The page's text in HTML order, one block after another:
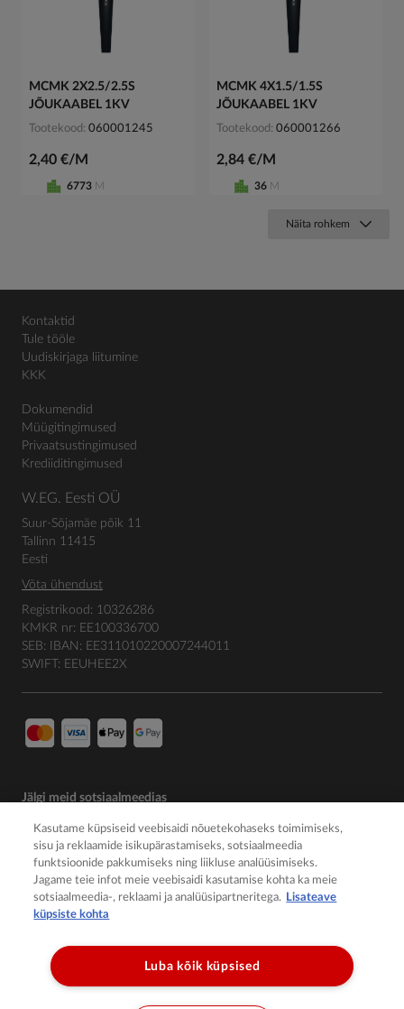
MCMK 2X2.5/2.5S
JÕUKAABEL 1KV
Tootekood 060001245
2,40 €/M
6773 M
MCMK 4X1.5/1.5S
JÕUKAABEL 1KV
Tootekood 060001266
2,84 €/M
36 M
Näita rohkem
Kontaktid
Tule tööle
Uudiskirjaga liitumine
KKK
Dokumendid
Müügitingimused
Privaatsustingimused
Krediiditingimused
W.EG. Eesti OÜ
Suur-Sõjamäe põik 11
Tallinn 11415
Eesti
Võta ühendust
Registrikood: 10326286
KMKR nr: EE100336700
SEB: IBAN: EE311010220007244011
SWIFT: EEUHEE2X
Jälgi meid sotsiaalmeedias
Kasutame küpsiseid veebisaidi nõuetekohaseks toimimiseks,
sisu ja reklaamide isikupärastamiseks, sotsiaalmeedia
funktsioonide pakkumiseks ning liikluse analüüsimiseks.
Jagame teie infot meie veebisaidi kasutamise kohta ka meie
sotsiaalmeedia-, reklaami ja analüüsipartneritega. Lisateave
küpsiste kohta
Luba kõik küpsised